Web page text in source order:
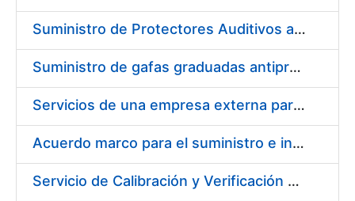
Suministro de Protectores Auditivos a medida para las personas trabajadoras de los Centros de Trabajo de Madrid y Burgos
Suministro de gafas graduadas antiproyecciones para los trabajadores de la FNMT-RCM en los centros de trabajo de Madrid y Burgos
Servicios de una empresa externa para el asesoramiento y resolución de los recursos de alzada que se presentan relacionados con procesos de selección para la FNMT-RCM
Acuerdo marco para el suministro e instalación de persianas, estores y otros complementos
Servicio de Calibración y Verificación Externa de los Equipos de Medición del Servicio de Prevención de la FNMT-RCM